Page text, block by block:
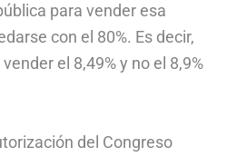
para vender esa
con el 80%. Es decir,
el 8,49% y no el 8,9%
del Congreso